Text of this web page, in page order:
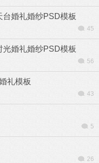
婚礼婚纱PSD模板
45
婚礼婚纱PSD模板
56
礼模板
43
5
26